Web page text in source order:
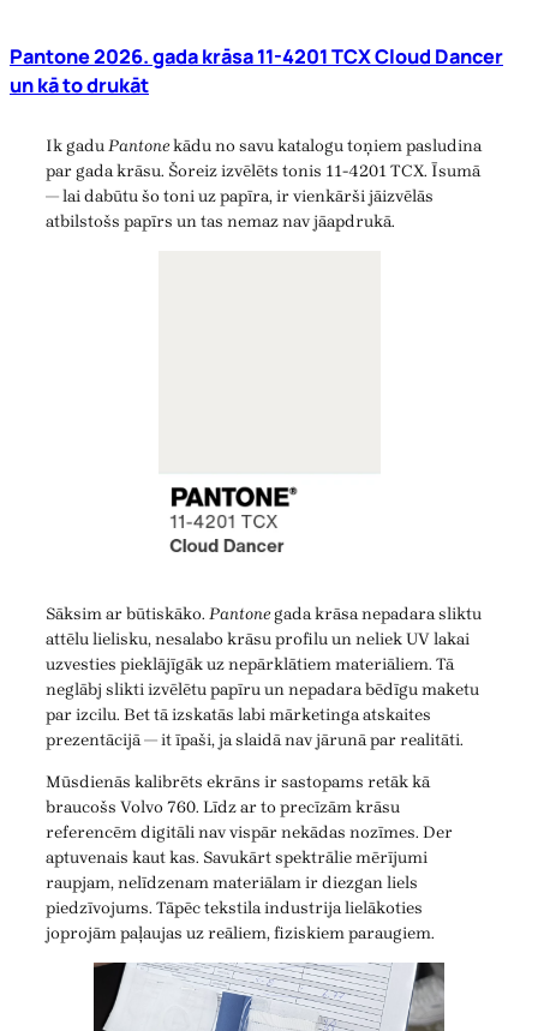
Pantone 2026. gada krāsa 11-4201 TCX Cloud Dancer
un kā to drukāt
Ik gaduPantonekādu no savu katalogu toņiem pasludina
par gada krāsu. Šoreiz izvēlēts tonis 11-4201 TCX. Īsumā
— lai dabūtu šo toni uz papīra, ir vienkārši jāizvēlās
atbilstošs papīrs un tas nemaz nav jāapdrukā.
Sāksim ar būtiskāko. Pantonegada krāsa nepadara sliktu
attēlu lielisku, nesalabo krāsu profilu un neliek UV lakai
uzvesties pieklājīgāk uz nepārklātiem materiāliem. Tā
neglābj slikti izvēlētu papīru un nepadara bēdīgu maketu
par izcilu. Bet tā izskatās labi mārketinga atskaites
prezentācijā — it īpaši, ja slaidā nav jārunā par realitāti.
Mūsdienās kalibrēts ekrāns ir sastopams retāk kā
braucošs Volvo 760. Līdz ar to precīzām krāsu
referencēm digitāli nav vispār nekādas nozīmes. Der
aptuvenais kaut kas. Savukārt spektrālie mērījumi
raupjam, nelīdzenam materiālam ir diezgan liels
piedzīvojums. Tāpēc tekstila industrija lielākoties
joprojām paļaujas uz reāliem, fiziskiem paraugiem.